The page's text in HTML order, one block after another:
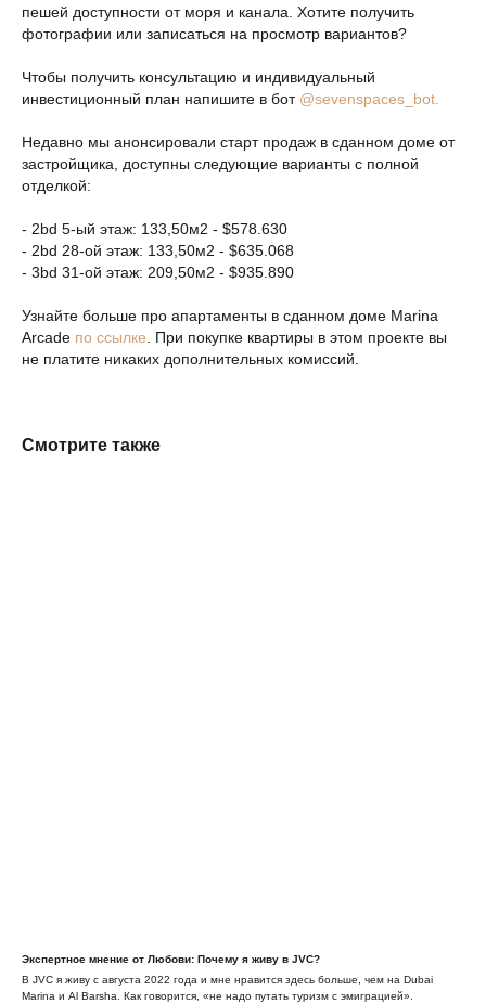
пешей доступности от моря и канала. Хотите получить
фотографии или записаться на просмотр вариантов?
Чтобы получить консультацию и индивидуальный
инвестиционный план напишите в бот @sevenspaces_bot.
Недавно мы анонсировали старт продаж в сданном доме от
застройщика, доступны следующие варианты с полной
отделкой:
- 2bd 5-ый этаж: 133,50м2 - $578.630
- 2bd 28-ой этаж: 133,50м2 - $635.068
- 3bd 31-ой этаж: 209,50м2 - $935.890
Узнайте больше про апартаменты в сданном доме Marina
Arcade по ссылке . При покупке квартиры в этом проекте вы
не платите никаких дополнительных комиссий.
Смотрите также
Экспертное мнение от Любови: Почему я живу в JVC?
В JVC я живу с августа 2022 года и мне нравится здесь больше, чем на Dubai
Marina и Al Barsha. Как говорится, «не надо путать туризм с эмиграцией».